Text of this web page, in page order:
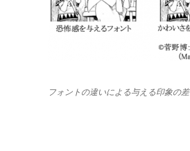
フォントの違いによる与える印象の差